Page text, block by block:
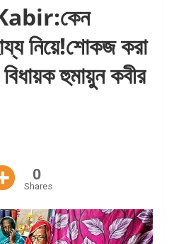
নিয়ে!শোকজ করা
হুমায়ুন কবীর
0
Shares